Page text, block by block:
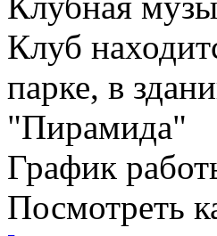
Клуб
парке, в
"Пирамида"
График
Посмотреть